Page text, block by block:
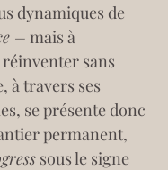
dynamiques de
– mais à
sans
à travers ses
se présente donc
permanent,
sous le signe